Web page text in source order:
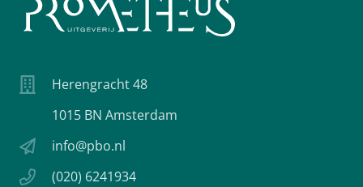
Herengracht 48
1015 BN Amsterdam
info@pbo.nl
(020) 6241934